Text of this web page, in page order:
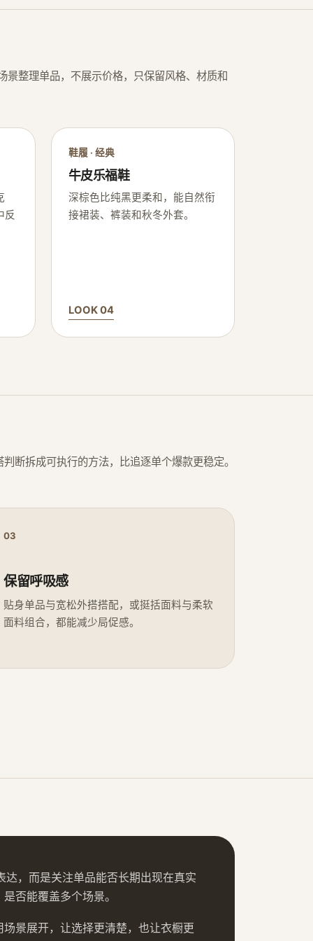
景整理单品，不展示价格，只保留风格、材质和
反
鞋履 · 经典
牛皮乐福鞋
深棕色比纯黑更柔和，能自然衔
接裙装、裤装和秋冬外套。
LOOK 04
判断拆成可执行的方法，比追逐单个爆款更稳定。
03
保留呼吸感
贴身单品与宽松外搭搭配，或挺括面料与柔软
面料组合，都能减少局促感。
，而是关注单品能否长期出现在真实
否能覆盖多个场景。
景展开，让选择更清楚，也让衣橱更